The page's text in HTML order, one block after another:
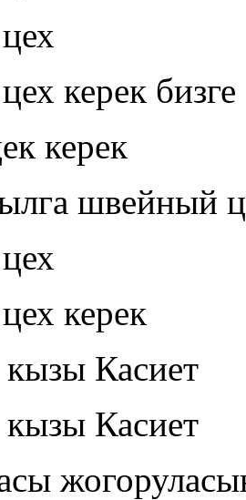
керек бизге
керек
швейный
керек
Касиет
Касиет